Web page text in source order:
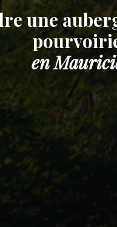
une
en